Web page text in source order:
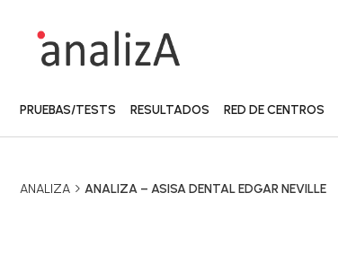
PRUEBAS/TESTS RESULTADOS RED DE CENTROS
ANALIZA ANALIZA – ASISA DENTAL EDGAR NEVILLE